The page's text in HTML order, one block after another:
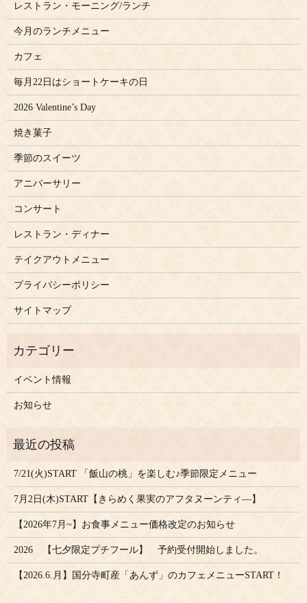
レストラン・モーニング/ランチ
今月のランチメニュー
カフェ
毎月22日はショートケーキの日
2026 Valentine’s Day
焼き菓子
季節のスイーツ
アニバーサリー
コンサート
レストラン・ディナー
テイクアウトメニュー
プライバシーポリシー
サイトマップ
イベント情報
お知らせ
7/21(火)START 「飯山の桃」を楽しむ♪季節限定メニュー
7月2日(木)START【きらめく果実のアフタヌーンティ―】
【2026年7月~】お食事メニュー価格改定のお知らせ
2026 【七夕限定プチフール】 予約受付開始しました。
【2026.6.月】国分寺町産「あんず」のカフェメニューSTART！